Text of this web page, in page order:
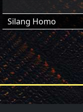
Silang Homo